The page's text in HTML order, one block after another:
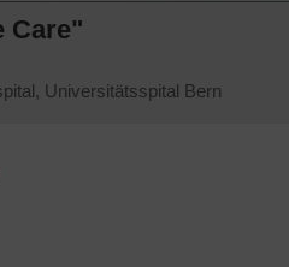
Care"
Universitätsspital Bern